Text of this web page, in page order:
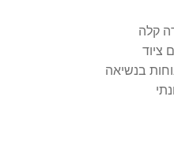
קלה
ציוד
בנשיאה